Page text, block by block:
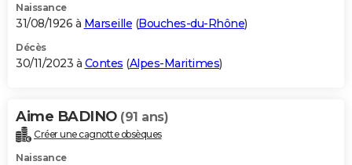
Naissance
31/08/1926 à Marseille (Bouches-du-Rhône)
Décès
30/11/2023 à Contes (Alpes-Maritimes)
Aime BADINO (91 ans)
Créer une cagnotte obsèques
Naissance